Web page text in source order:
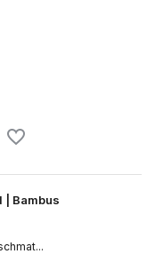
| Bambus